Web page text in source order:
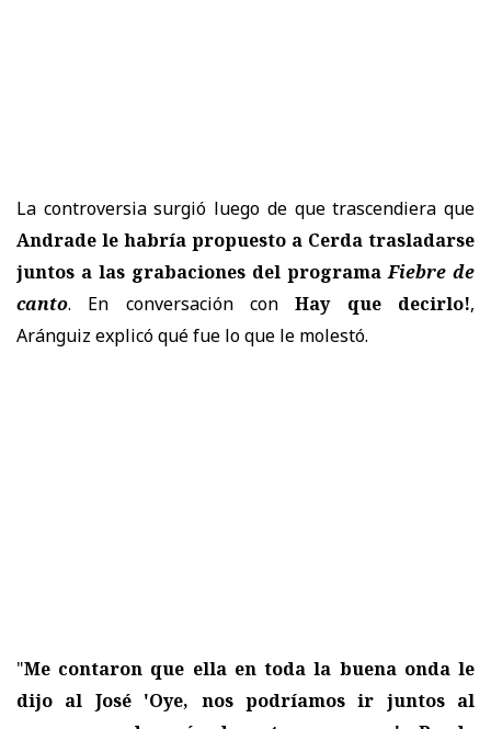
La controversia surgió luego de que trascendiera que
Andrade le habría propuesto a Cerda trasladarse
juntos a las grabaciones del programaFiebre de
canto. En conversación conHay que decirlo!,
Aránguiz explicó qué fue lo que le molestó.
"Me contaron que ella en toda la buena onda le
dijo al José 'Oye, nos podríamos ir juntos al